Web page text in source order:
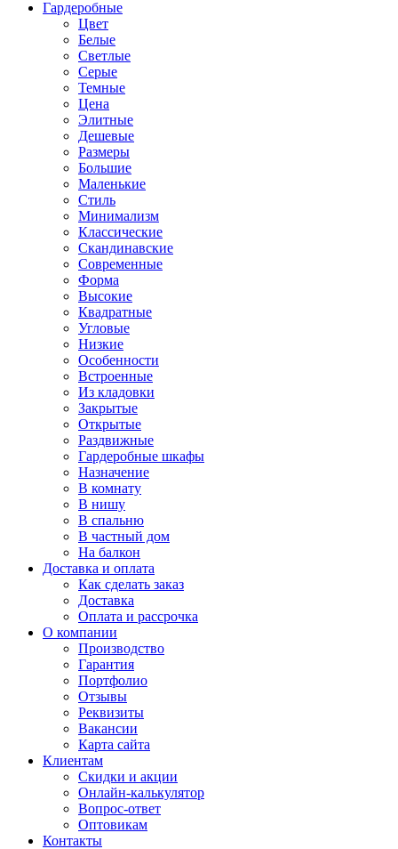
Гардеробные
Цвет
Белые
Светлые
Серые
Темные
Цена
Элитные
Дешевые
Размеры
Большие
Маленькие
Стиль
Минимализм
Классические
Скандинавские
Современные
Форма
Высокие
Квадратные
Угловые
Низкие
Особенности
Встроенные
Из кладовки
Закрытые
Открытые
Раздвижные
Гардеробные шкафы
Назначение
В комнату
В нишу
В спальню
В частный дом
На балкон
Доставка и оплата
Как сделать заказ
Доставка
Оплата и рассрочка
О компании
Производство
Гарантия
Портфолио
Отзывы
Реквизиты
Вакансии
Карта сайта
Клиентам
Скидки и акции
Онлайн-калькулятор
Вопрос-ответ
Оптовикам
Контакты